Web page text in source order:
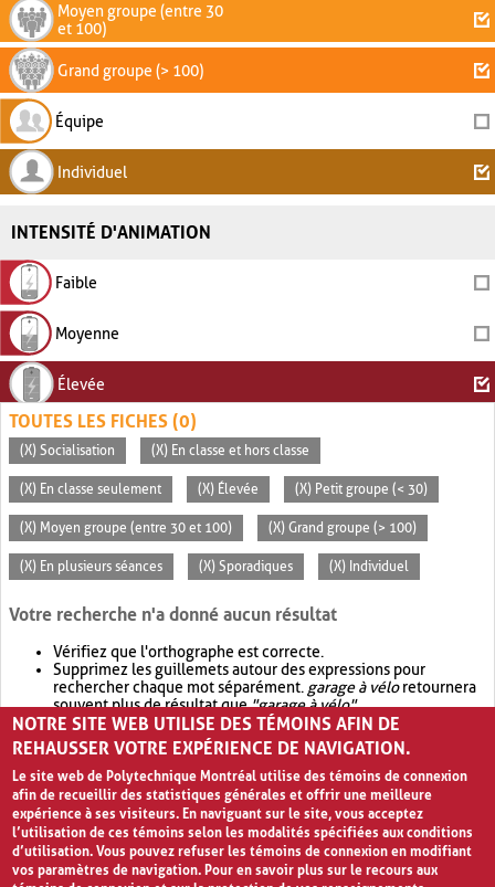
Moyen groupe (entre 30
et 100)
Grand groupe (> 100)
Équipe
Individuel
INTENSITÉ D'ANIMATION
Faible
Moyenne
Élevée
TOUTES LES FICHES (0)
(X) Socialisation (X) En classe et hors classe
(X) En classe seulement (X) Élevée (X) Petit groupe (< 30)
(X) Moyen groupe (entre 30 et 100) (X) Grand groupe (> 100)
(X) En plusieurs séances (X) Sporadiques (X) Individuel
Votre recherche n'a donné aucun résultat
Vérifiez que l'orthographe est correcte.
Supprimez les guillemets autour des expressions pour
rechercher chaque mot séparément. garage à véloretournera
souvent plus de résultat que"garage à vélo".
Envisagez d'élargir votre recherche avec OR.garage OR vélo
retournera souvent plus de résultat quegarage à vélo
NOTRE SITE WEB UTILISE DES TÉMOINS AFIN DE
REHAUSSER VOTRE EXPÉRIENCE DE NAVIGATION.
Le site web de Polytechnique Montréal utilise des témoins de connexion
afin de recueillir des statistiques générales et offrir une meilleure
expérience à ses visiteurs. En naviguant sur le site, vous acceptez
l’utilisation de ces témoins selon les modalités spécifiées aux conditions
d’utilisation. Vous pouvez refuser les témoins de connexion en modifiant
vos paramètres de navigation. Pour en savoir plus sur le recours aux